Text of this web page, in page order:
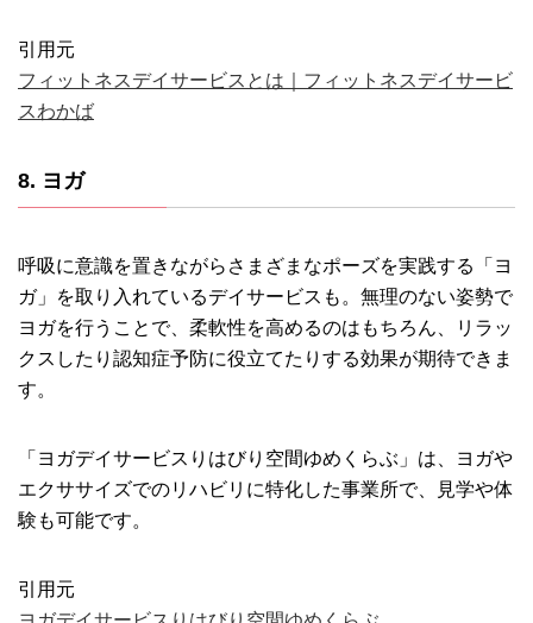
引用元
フィットネスデイサービスとは｜フィットネスデイサービ
スわかば
8. ヨガ
呼吸に意識を置きながらさまざまなポーズを実践する「ヨ
ガ」を取り入れているデイサービスも。無理のない姿勢で
ヨガを行うことで、柔軟性を高めるのはもちろん、リラッ
クスしたり認知症予防に役立てたりする効果が期待できま
す。
「ヨガデイサービスりはびり空間ゆめくらぶ」は、ヨガや
エクササイズでのリハビリに特化した事業所で、見学や体
験も可能です。
引用元